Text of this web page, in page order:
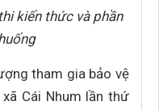
kiến thức và phần
tham gia bảo vệ
Cái Nhum lần thứ